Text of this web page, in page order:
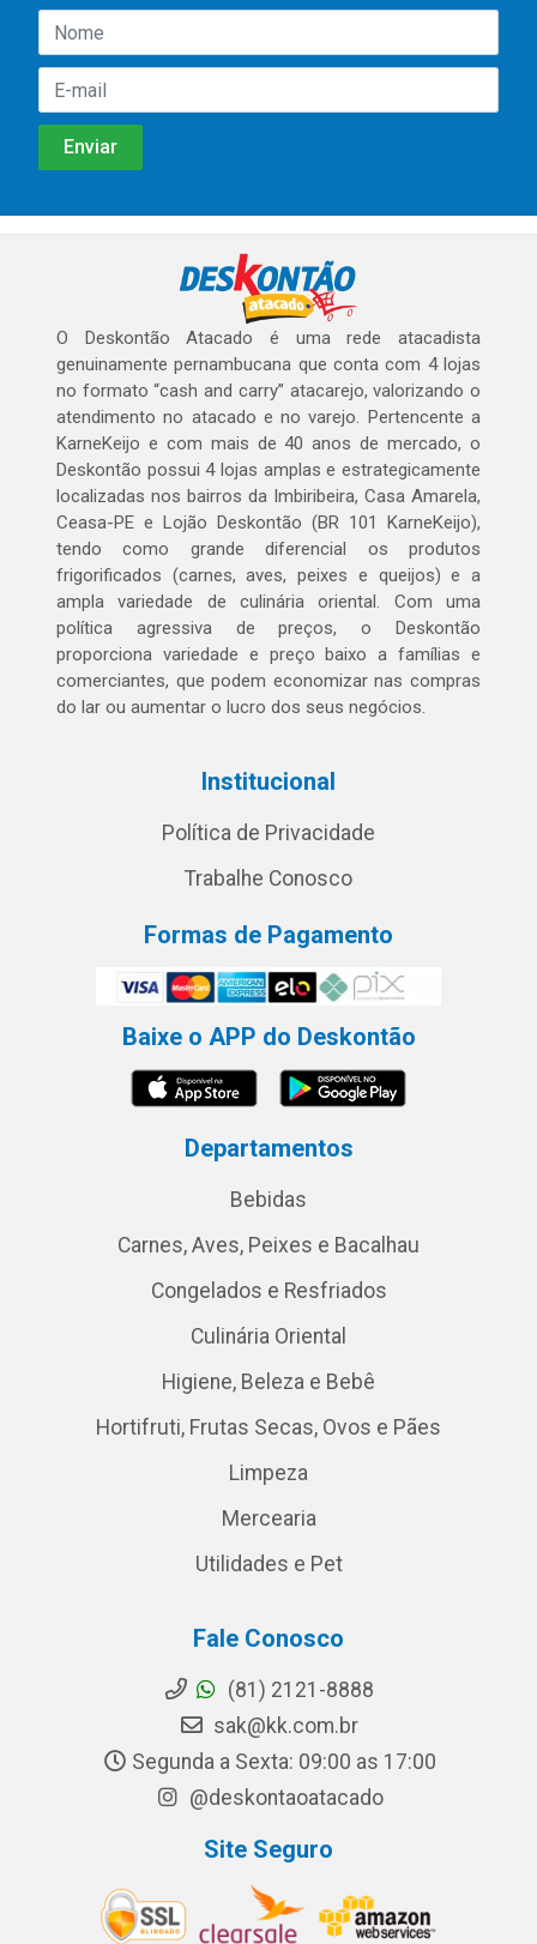
O Deskontão Atacado é uma rede atacadista
genuinamente pernambucana que conta com 4 lojas
no formato “cash and carry” atacarejo, valorizando o
atendimento no atacado e no varejo. Pertencente a
KarneKeijo e com mais de 40 anos de mercado, o
Deskontão possui 4 lojas amplas e estrategicamente
localizadas nos bairros da Imbiribeira, Casa Amarela,
Ceasa-PE e Lojão Deskontão (BR 101 KarneKeijo),
tendo como grande diferencial os produtos
frigorificados (carnes, aves, peixes e queijos) e a
ampla variedade de culinária oriental. Com uma
política agressiva de preços, o Deskontão
proporciona variedade e preço baixo a famílias e
comerciantes, que podem economizar nas compras
do lar ou aumentar o lucro dos seus negócios.
Institucional
Política de Privacidade
Trabalhe Conosco
Formas de Pagamento
Baixe o APP do Deskontão
Departamentos
Bebidas
Carnes, Aves, Peixes e Bacalhau
Congelados e Resfriados
Culinária Oriental
Higiene, Beleza e Bebê
Hortifruti, Frutas Secas, Ovos e Pães
Limpeza
Mercearia
Utilidades e Pet
Fale Conosco
(81) 2121-8888
sak@kk.com.br
Segunda a Sexta: 09:00 as 17:00
@deskontaoatacado
Site Seguro